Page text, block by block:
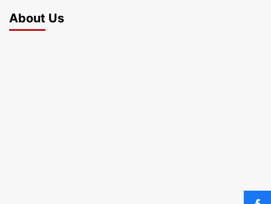
About Us